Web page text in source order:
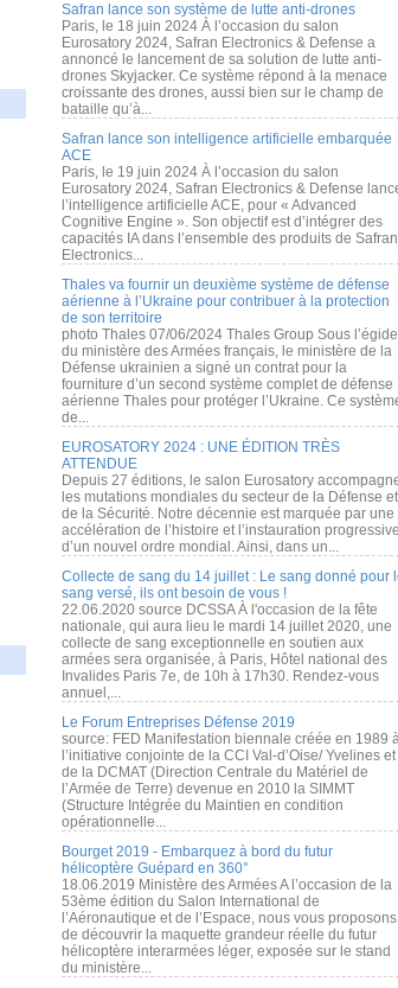
Safran lance son système de lutte anti-drones
Paris, le 18 juin 2024 À l’occasion du salon
Eurosatory 2024, Safran Electronics & Defense a
annoncé le lancement de sa solution de lutte anti-
drones Skyjacker. Ce système répond à la menace
croissante des drones, aussi bien sur le champ de
bataille qu’à...
Safran lance son intelligence artificielle embarquée
ACE
Paris, le 19 juin 2024 À l’occasion du salon
Eurosatory 2024, Safran Electronics & Defense
l’intelligence artificielle ACE, pour « Advanced
Cognitive Engine ». Son objectif est d’intégrer des
capacités IA dans l’ensemble des produits de Safran
Electronics...
Thales va fournir un deuxième système de défense
aérienne à l’Ukraine pour contribuer à la protection
de son territoire
photo Thales 07/06/2024 Thales Group Sous l’égide
du ministère des Armées français, le ministère de la
Défense ukrainien a signé un contrat pour la
fourniture d’un second système complet de défense
aérienne Thales pour protéger l’Ukraine. Ce
de...
EUROSATORY 2024 : UNE ÉDITION TRÈS
ATTENDUE
Depuis 27 éditions, le salon Eurosatory
les mutations mondiales du secteur de la Défense et
de la Sécurité. Notre décennie est marquée par une
accélération de l’histoire et l’instauration progressive
d’un nouvel ordre mondial. Ainsi, dans un...
Collecte de sang du 14 juillet : Le sang donné pour
sang versé, ils ont besoin de vous !
22.06.2020 source DCSSA À l'occasion de la fête
nationale, qui aura lieu le mardi 14 juillet 2020, une
collecte de sang exceptionnelle en soutien aux
armées sera organisée, à Paris, Hôtel national des
Invalides Paris 7e, de 10h à 17h30. Rendez-vous
annuel,...
Le Forum Entreprises Défense 2019
source: FED Manifestation biennale créée en 1989
l’initiative conjointe de la CCI Val-d’Oise/ Yvelines et
de la DCMAT (Direction Centrale du Matériel de
l’Armée de Terre) devenue en 2010 la SIMMT
(Structure Intégrée du Maintien en condition
opérationnelle...
Bourget 2019 - Embarquez à bord du futur
hélicoptère Guépard en 360°
18.06.2019 Ministère des Armées A l’occasion de la
53ème édition du Salon International de
l’Aéronautique et de l’Espace, nous vous proposons
de découvrir la maquette grandeur réelle du futur
hélicoptère interarmées léger, exposée sur le stand
du ministère...